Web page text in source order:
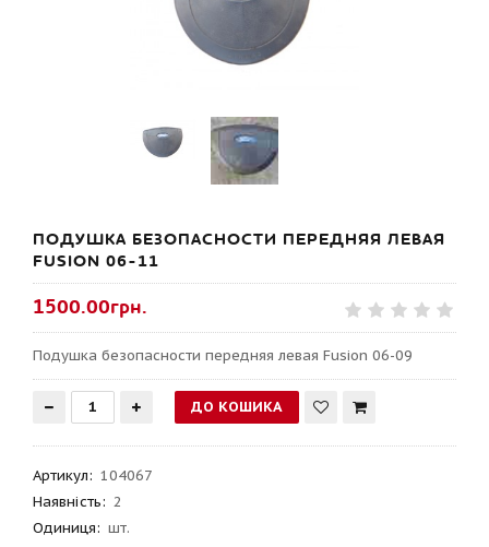
ПОДУШКА БЕЗОПАСНОСТИ ПЕРЕДНЯЯ ЛЕВАЯ
FUSION 06-11
1500.00грн.
Подушка безопасности передняя левая Fusion 06-09
Артикул: 104067
Наявність: 2
Одиниця: шт.